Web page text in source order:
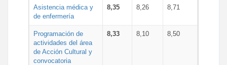
Asistencia médica y
de enfermería
8,35 8,26 8,71
Programación de
actividades del área
de Acción Cultural y
convocatoria
8,33 8,10 8,50